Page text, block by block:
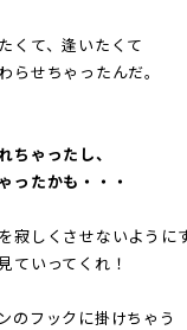
くて、逢いたくて
らせちゃったんだ。
ちゃったし、
ったかも・・・
寂しくさせないように
ていってくれ！
のフックに掛けちゃう